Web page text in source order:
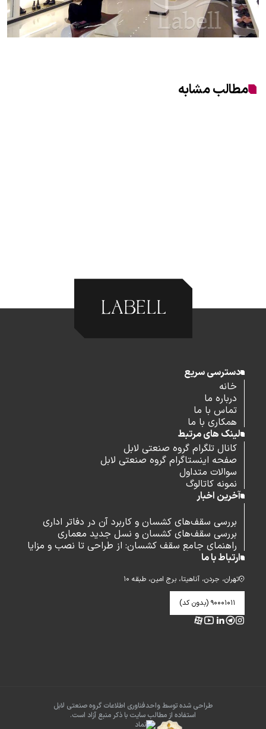
مطالب مشابه
دسترسی سریع
خانه
درباره ما
تماس با ما
همکاری با ما
لینک های مرتبط
کانال تلگرام گروه صنعتی لابل
صفحه اینستاگرام گروه صنعتی لابل
سوالات متداول
نمونه کاتالوگ
آخرین اخبار
بررسی سقف‌های کشسان و کاربرد آن در دفاتر اداری
بررسی سقف‌های کشسان و نسل جدید معماری
راهنمای جامع سقف کشسان: از طراحی تا نصب و مزایا
ارتباط با ما
تهران، جردن، آناهیتا، برج امین، طبقه ۱۰
۹۰۰۰۱۰۱۱ (بدون کد)
طراحی شده توسط واحدفناوری اطلاعات گروه صنعتی لابل
استفاده از مطالب سایت با ذکر منبع آزاد است.